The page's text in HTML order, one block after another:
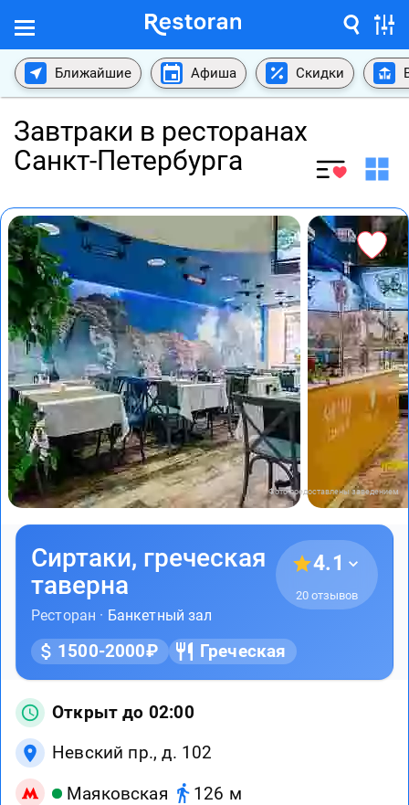
Ближайшие Афиша Скидки
Завтраки в ресторанах
Санкт-Петербурга
Фото предоставлены заведением
Сиртаки, греческая
таверна
Ресторан · Банкетный зал
4.1
20 отзывов
1500-2000₽ Греческая
Открыт до 02:00
Невский пр., д. 102
Маяковская
126 м